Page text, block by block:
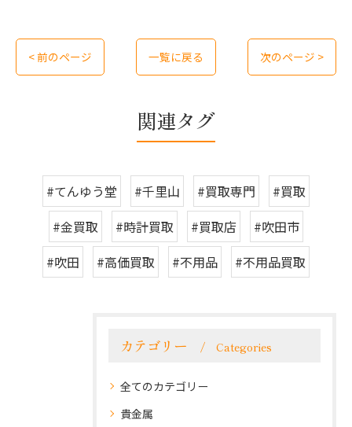
< 前のページ 一覧に戻る 次のページ >
関連タグ
#てんゆう堂 #千里山 #買取専門
#買取
#金買取
#時計買取 #買取店
#吹田市
#吹田
#高価買取 #不用品 #不用品買取
カテゴリー Categories
全てのカテゴリー
貴金属